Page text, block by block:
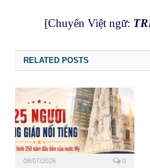
[Chuyển Việt ngữ:
RELATED POSTS
08/07/2026 0